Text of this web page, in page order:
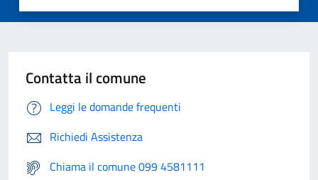
Contatta il comune
Leggi le domande frequenti
Richiedi Assistenza
Chiama il comune 099 4581111